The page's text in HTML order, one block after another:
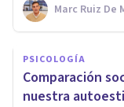
Marc Ruiz De
PSICOLOGÍA
Comparación
nuestra